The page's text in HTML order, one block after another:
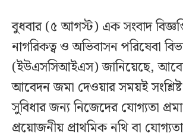
বুধবার (৫ আগস্ট) এক সংবাদ
নাগরিকত্ব ও অভিবাসন পরিষেবা
(ইউএসসিআইএস) জানিয়েছে,
আবেদন জমা দেওয়ার সময়ই
সুবিধার জন্য নিজেদের যোগ্যতা
প্রয়োজনীয় প্রাথমিক নথি বা